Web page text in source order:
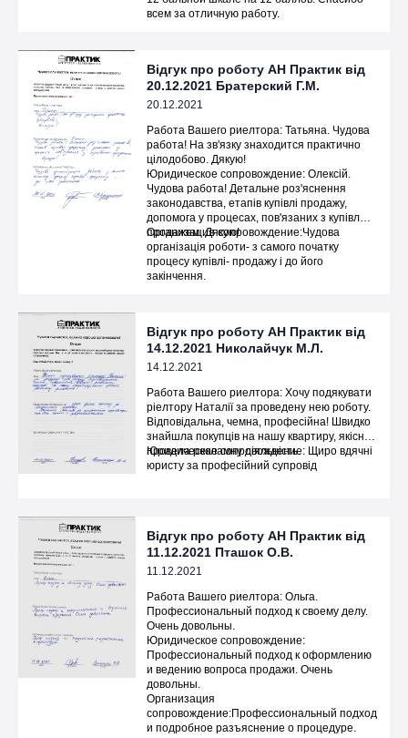
всем за отличную работу.
Відгук про роботу АН Практик від
20.12.2021 Братерский Г.М.
20.12.2021
Работа Вашего риелтора: Татьяна. Чудова
работа! На зв'язку знаходится практично
цілодобово. Дякую!
Юридическое сопровождение: Олексій.
Чудова работа! Детальне роз'яснення
законодавства, етапів купівлі продажу,
допомога у процесах, пов'язаних з купівлею-
продажем. Дякую!
Организация сопровождение:Чудова
організація роботи- з самого початку
процесу купівлі- продажу і до його
закінчення.
Відгук про роботу АН Практик від
14.12.2021 Николайчук М.Л.
14.12.2021
Работа Вашего риелтора: Хочу подякувати
ріелтору Наталії за проведену нею роботу.
Відповідальна, чемна, професійна! Швидко
знайшла покупців на нашу квартиру, якісно
провела рекламну діяльність.
Юридическое сопровождение: Щиро вдячні
юристу за професійний супровід
Відгук про роботу АН Практик від
11.12.2021 Пташок О.В.
11.12.2021
Работа Вашего риелтора: Ольга.
Профессиональный подход к своему делу.
Очень довольны.
Юридическое сопровождение:
Профессиональный подход к оформлению
и ведению вопроса продажи. Очень
довольны.
Организация
сопровождение:Профессиональный подход
и подробное разъяснение о процедуре.